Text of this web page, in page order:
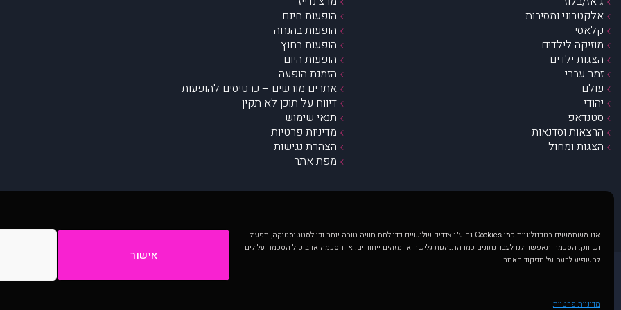
אנו משתמשים בטכנולוגיות כמו Cookies גם ע"י צדדים שלישיים כדי לתת חוויה טובה יותר וכן לסטטיסטיקה, תפעול
ושיווק. הסכמה תאפשר לנו לעבד נתונים כמו התנהגות גלישה או מזהים ייחודיים. אי־הסכמה או ביטול הסכמה עלולים
להשפיע לרעה על תפקוד האתר.
אישור
מדיניות פרטיות
אלקטרוני ומסיבות
קלאסי
מוזיקה לילדים
הצגות ילדים
זמר עברי
עולם
יהודי
סטנדאפ
הרצאות וסדנאות
הצגות ומחול
הופעות חינם
הופעות בהנחה
הופעות בחוץ
הופעות היום
הזמנת הופעה
אתרים מורשים – כרטיסים להופעות
דיווח על תוכן לא תקין
תנאי שימוש
מדיניות פרטיות
הצהרת נגישות
מפת אתר